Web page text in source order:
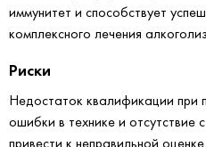
иммунитет и способствует
комплексного лечения
Риски
Недостаток квалификации при
ошибки в технике и отсутствие
привести к неправильной